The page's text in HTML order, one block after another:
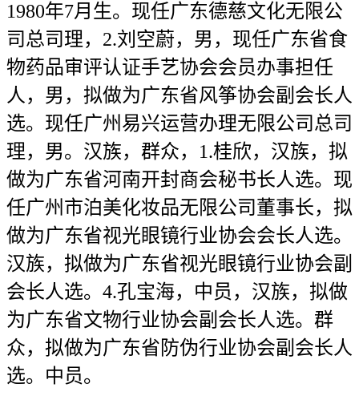
1980年7月生。现任广东德慈文化无限公
司总司理，2.刘空蔚，男，现任广东省食
物药品审评认证手艺协会会员办事担任
人，男，拟做为广东省风筝协会副会长人
选。现任广州易兴运营办理无限公司总司
理，男。汉族，群众，1.桂欣，汉族，拟
做为广东省河南开封商会秘书长人选。现
任广州市泊美化妆品无限公司董事长，拟
做为广东省视光眼镜行业协会会长人选。
汉族，拟做为广东省视光眼镜行业协会副
会长人选。4.孔宝海，中员，汉族，拟做
为广东省文物行业协会副会长人选。群
众，拟做为广东省防伪行业协会副会长人
选。中员。